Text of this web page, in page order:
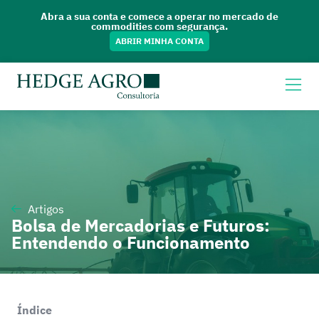
Abra a sua conta e comece a operar no mercado de
commodities com segurança.
ABRIR MINHA CONTA
Artigos
Bolsa de Mercadorias e Futuros:
Entendendo o Funcionamento
Índice